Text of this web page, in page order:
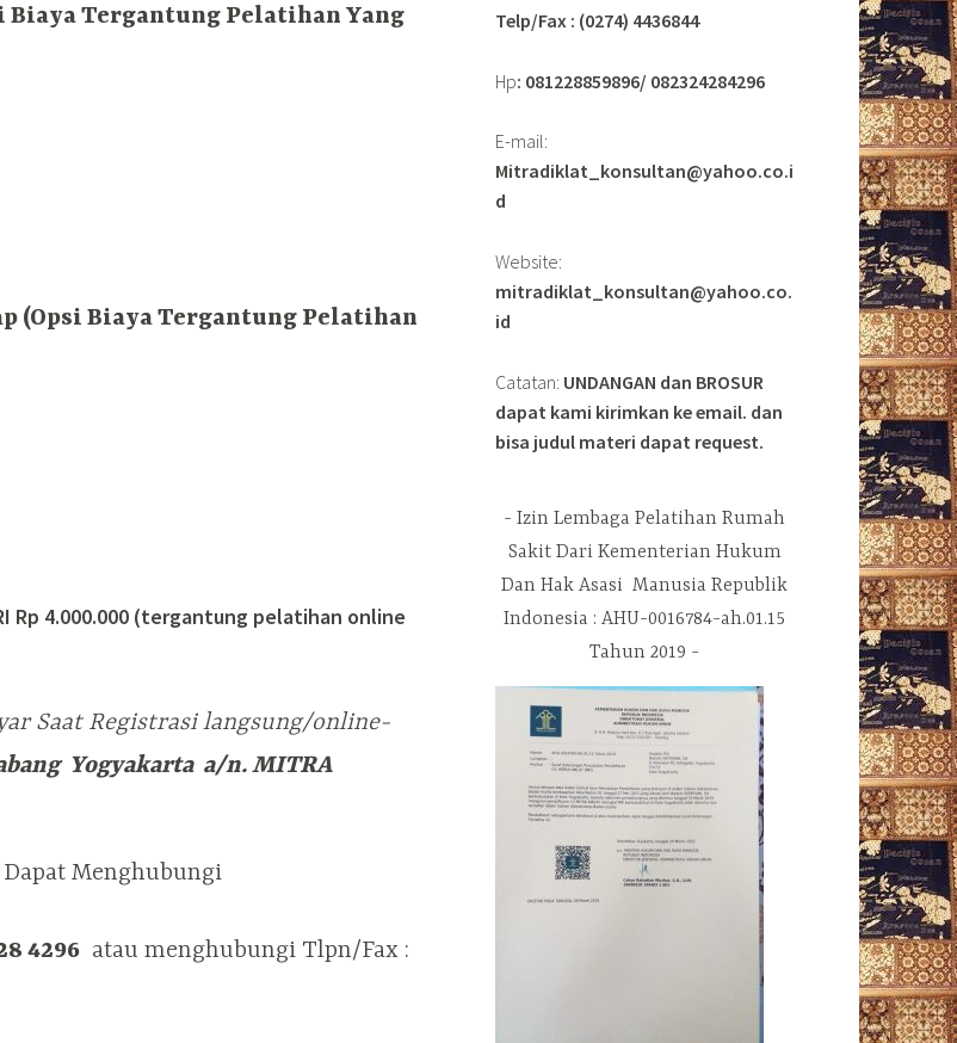
Biaya Tergantung Pelatihan Yang
(Opsi Biaya Tergantung Pelatihan
Rp 4.000.000 (tergantung pelatihan online
Saat Registrasi langsung/online-
Yogyakarta a/n. MITRA
Menghubungi
4296 atau menghubungi Tlpn/Fax :
Telp/Fax : (0274) 4436844
Hp: 081228859896/ 082324284296
E-mail:
Mitradiklat_konsultan@yahoo.co.i
d
Website:
mitradiklat_konsultan@yahoo.co.
id
Catatan: UNDANGAN dan BROSUR
dapat kami kirimkan ke email. dan
bisa judul materi dapat request.
Izin Lembaga Pelatihan Rumah
Sakit Dari Kementerian Hukum
Dan Hak Asasi Manusia Republik
Indonesia : AHU-0016784-ah.01.15
Tahun 2019